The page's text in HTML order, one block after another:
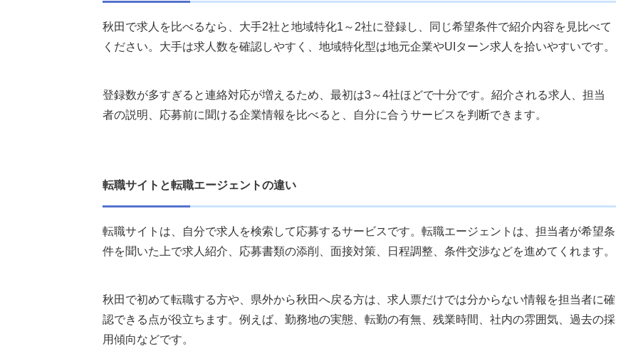
秋田で求人を比べるなら、大手2社と地域特化1～2社に登録し、同じ希望条件で紹介内容を見比べて
ください。大手は求人数を確認しやすく、地域特化型は地元企業やUIターン求人を拾いやすいです。
登録数が多すぎると連絡対応が増えるため、最初は3～4社ほどで十分です。紹介される求人、担当
者の説明、応募前に聞ける企業情報を比べると、自分に合うサービスを判断できます。
転職サイトと転職エージェントの違い
転職サイトは、自分で求人を検索して応募するサービスです。転職エージェントは、担当者が希望条
件を聞いた上で求人紹介、応募書類の添削、面接対策、日程調整、条件交渉などを進めてくれます。
秋田で初めて転職する方や、県外から秋田へ戻る方は、求人票だけでは分からない情報を担当者に確
認できる点が役立ちます。例えば、勤務地の実態、転勤の有無、残業時間、社内の雰囲気、過去の採
用傾向などです。